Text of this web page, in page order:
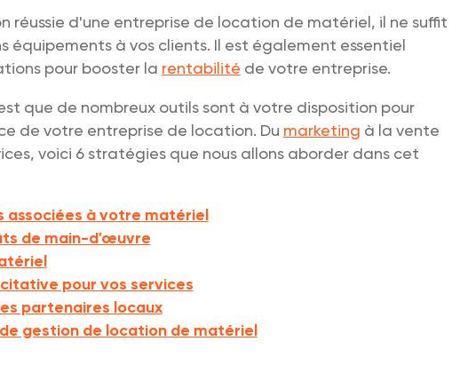
réussie d'une entreprise de location de matériel, il ne suffit
équipements à vos clients. Il est également essentiel
pour booster la rentabilité de votre entreprise.
que de nombreux outils sont à votre disposition pour
de votre entreprise de location. Du marketing à la vente
voici 6 stratégies que nous allons aborder dans cet
associées à votre matériel
de main-d'œuvre
pour vos services
partenaires locaux
gestion de location de matériel